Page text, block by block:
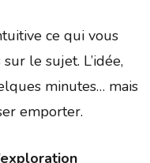
ce qui vous
le sujet. L’idée,
minutes… mais
emporter.